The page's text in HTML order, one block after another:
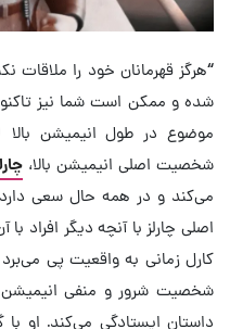
“هرگز قهرمانان خود را ملاقات
شده و ممکن است شما نیز
موضوع در طول انیمیشن بالا
شخصیت اصلی انیمیشن بالا،
می‌کند و در همه حال سعی دارد
اصلی چارلز با آنچه دیگر افراد
کارل زمانی به واقعیت پی
شخصیت شرور و منفی انیمیشن
داستان ایستادگی می‌کند. او